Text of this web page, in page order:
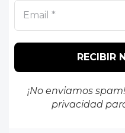
¡No enviamos
privacidad